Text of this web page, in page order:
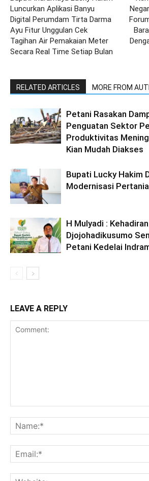
Luncurkan Aplikasi Banyu
Digital Perumdam Tirta Darma
Ayu Fitur Unggulan Cek
Tagihan Air Pemakaian Meter
Secara Real Time Setiap Bulan
RELATED ARTICLES MORE FROM
Petani Rasakan
Penguatan Sektor
Produktivitas
Kian Mudah Diakses
Bupati Lucky Hakim
Modernisasi
H Mulyadi :
Djojohadikusumo
Petani Kedelai
LEAVE A REPLY